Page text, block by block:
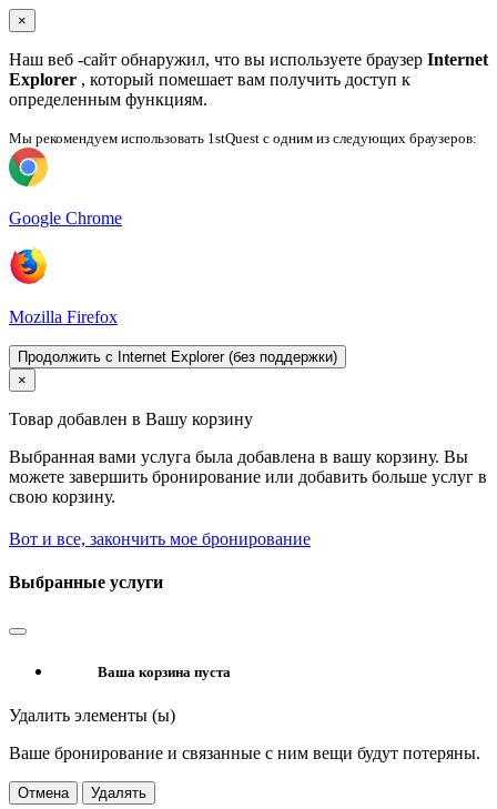
×
Наш веб -сайт обнаружил, что вы используете браузер Internet
Explorer , который помешает вам получить доступ к
определенным функциям.
Мы рекомендуем использовать 1stQuest с одним из следующих браузеров:
Google Chrome
Mozilla Firefox
Продолжить с Internet Explorer (без поддержки)
×
Товар добавлен в Вашу корзину
Выбранная вами услуга была добавлена ​​в вашу корзину. Вы
можете завершить бронирование или добавить больше услуг в
свою корзину.
Вот и все, закончить мое бронирование
Выбранные услуги
Ваша корзина пуста
Удалить элементы (ы)
Ваше бронирование и связанные с ним вещи будут потеряны.
Отмена Удалять